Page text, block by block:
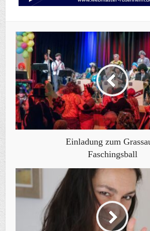
Einladung zum
Faschingsball